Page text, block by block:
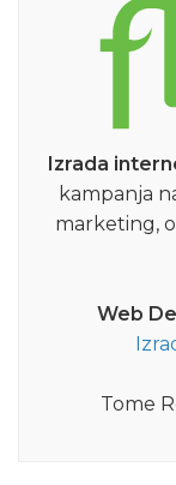
Izrada
kampanja
marketing,
Web
Tome